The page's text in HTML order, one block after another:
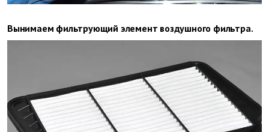
Вынимаем фильтрующий элемент воздушного фильтра.